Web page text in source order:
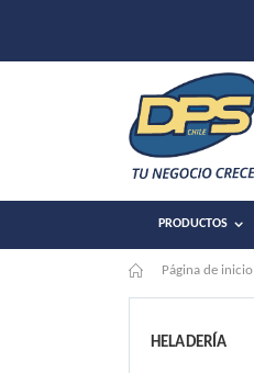
PRODUCTOS
Página de inicio
HELADERÍA